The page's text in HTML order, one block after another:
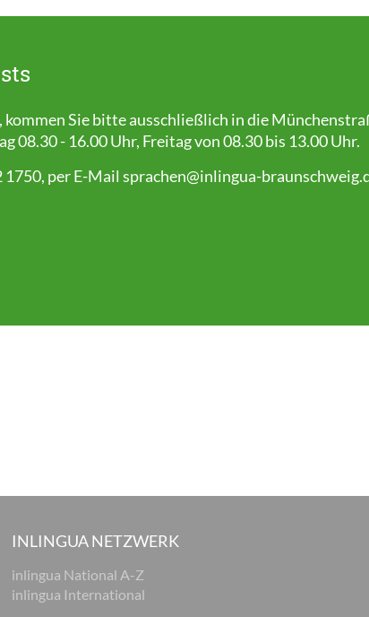
Sie bitte ausschließlich in die
08.30 - 16.00 Uhr, Freitag von 08.30 bis 13.00 Uhr.
1750, per E-Mail sprachen@inlingua-
INLINGUA NETZWERK
inlingua National A-Z
inlingua International